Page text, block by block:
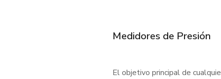
Medidores de Presión
El objetivo principal de